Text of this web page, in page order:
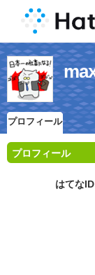
プロフィール
プロフィール
はてなID